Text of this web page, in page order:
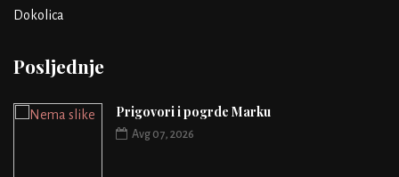
Dokolica
Posljednje
Prigovori i pogrde Marku
Avg 07, 2026